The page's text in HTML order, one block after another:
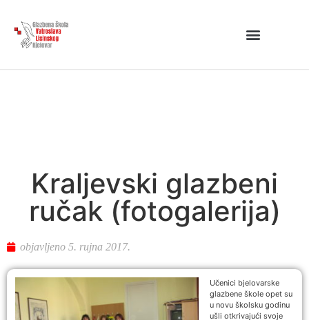
Kraljevski glazbeni
ručak (fotogalerija)
objavljeno 5. rujna 2017.
Učenici bjelovarske
glazbene škole opet su
u novu školsku godinu
ušli otkrivajući svoje